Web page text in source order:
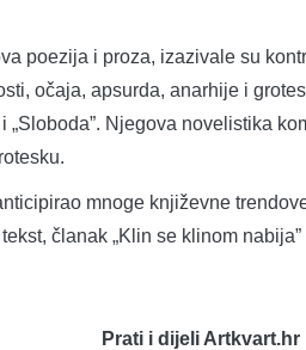
poezija i proza, izazivale su
očaja, apsurda, anarhije i
i „Sloboda”. Njegova novelistika
mnoge književne
članak „Klin se klinom
Prati i dijeli Artkvart.hr